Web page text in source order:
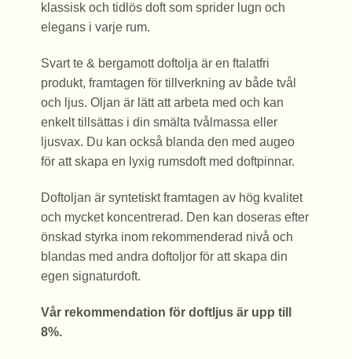
klassisk och tidlös doft som sprider lugn och
elegans i varje rum.
Svart te & bergamott doftolja är en ftalatfri
produkt, framtagen för tillverkning av både tvål
och ljus. Oljan är lätt att arbeta med och kan
enkelt tillsättas i din smälta tvålmassa eller
ljusvax. Du kan också blanda den med augeo
för att skapa en lyxig rumsdoft med doftpinnar.
Doftoljan är syntetiskt framtagen av hög kvalitet
och mycket koncentrerad. Den kan doseras efter
önskad styrka inom rekommenderad nivå och
blandas med andra doftoljor för att skapa din
egen signaturdoft.
Vår rekommendation för doftljus är upp till
8%.